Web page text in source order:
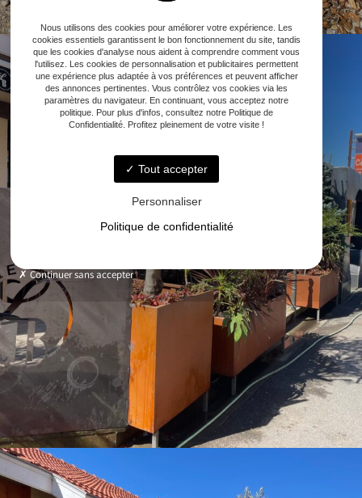
Nous utilisons des cookies pour améliorer votre expérience. Les
cookies essentiels garantissent le bon fonctionnement du site, tandis
que les cookies d'analyse nous aident à comprendre comment vous
l'utilisez. Les cookies de personnalisation et publicitaires permettent
une expérience plus adaptée à vos préférences et peuvent afficher
des annonces pertinentes. Vous contrôlez vos cookies via les
paramètres du navigateur. En continuant, vous acceptez notre
politique. Pour plus d'infos, consultez notre Politique de
Confidentialité. Profitez pleinement de votre visite !
Tout accepter
Personnaliser
Politique de confidentialité
Continuer sans accepter